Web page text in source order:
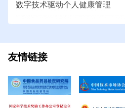
数字技术驱动个人健康管理
友情链接